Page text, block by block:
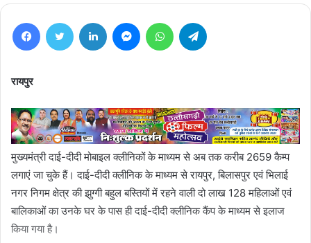
FacebookTwitter LinkedIn MessengerWhatsApp
रायपुर
मुख्यमंत्री दाई-दीदी मोबाइल क्लीनिकों के माध्यम से अब तक करीब 2659 कैम्प
लगाएं जा चुके हैं। दाई-दीदी क्लीनिक के माध्यम से रायपुर, बिलासपुर एवं भिलाई
नगर निगम क्षेत्र की झुग्गी बहुल बस्तियों में रहने वाली दो लाख 128 महिलाओं एवं
बालिकाओं का उनके घर के पास ही दाई-दीदी क्लीनिक कैंप के माध्यम से इलाज
किया गया है।